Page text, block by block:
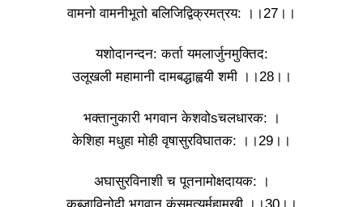
वामनो वामनीभूतो बलिजिद्विक्रमत्रय: ।।27।।
यशोदानन्दन: कर्ता यमलार्जुनमुक्तिद:
उलूखली महामानी दामबद्धाह्वयी शमी ।।28।।
भक्तानुकारी भगवान केशवोsचलधारक: ।
केशिहा मधुहा मोही वृषासुरविघातक: ।।29।।
अघासुरविनाशी च पूतनामोक्षदायक: ।
कुब्जाविनोदी भगवान कंसमृत्युर्महामखी ।।30।।